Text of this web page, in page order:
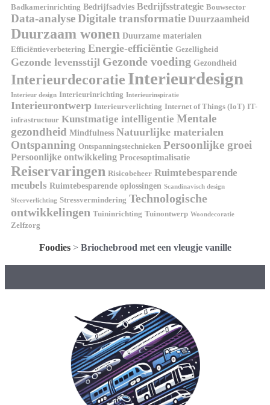
Badkamerinrichting Bedrijfsadvies Bedrijfsstrategie Bouwsector
Data-analyseDigitale transformatie Duurzaamheid
Duurzaam wonen Duurzame materialen
Efficiëntieverbetering Energie-efficiëntie Gezelligheid
Gezonde levensstijl Gezonde voeding Gezondheid
Interieurdecoratie Interieurdesign
Interieur design Interieurinrichting Interieurinspiratie
Interieurontwerp Interieurverlichting Internet of Things (IoT) IT-
infrastructuur Kunstmatige intelligentie Mentale
gezondheid Mindfulness Natuurlijke materialen
Ontspanning Ontspanningstechnieken Persoonlijke groei
Persoonlijke ontwikkeling Procesoptimalisatie
Reiservaringen Risicobeheer Ruimtebesparende
meubels Ruimtebesparende oplossingen Scandinavisch design
Sfeerverlichting Stressvermindering Technologische
ontwikkelingen Tuininrichting Tuinontwerp Woondecoratie
Zelfzorg
Foodies> Briochebrood met een vleugje vanille